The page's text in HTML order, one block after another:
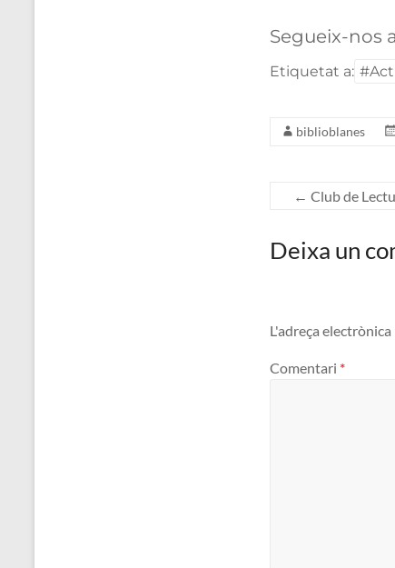
Segueix-nos
Etiquetat a:
biblioblanes
← Club de
Deixa un
L'adreça
Comentari *